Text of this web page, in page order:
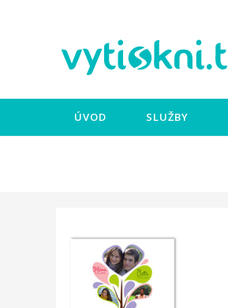
ÚVOD SLUŽBY